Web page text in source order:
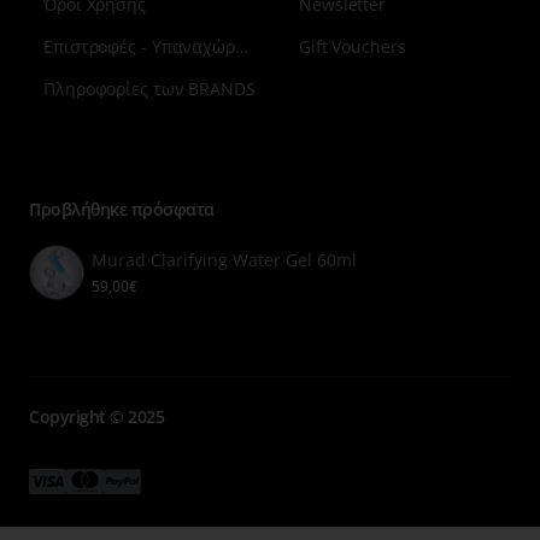
88% παρατήρησαν το δέρμα τους λιγότερο
ερεθισμένο
88% ανέφεραν ότι το δέρμα έχει καταπραϋνθεί
7
Επιστροφές - Υπαναχώρηση
Πληροφορίες των BRANDS
Gift Vouchers
Προβλήθηκε πρόσφατα
Murad Clarifying Water Gel 60ml
59,00€
Copyright © 2025
Μενού
ΜενούΜενού